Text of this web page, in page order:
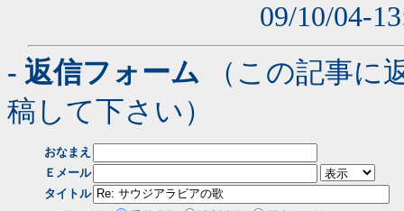
09/10/04-
- 返信フォーム （この記事に
稿して下さい）
おなまえ
Ｅメール
タイトル